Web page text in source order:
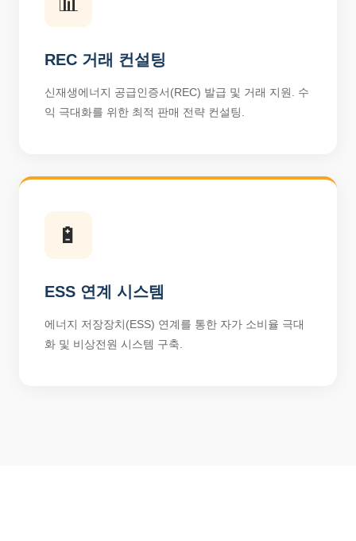
REC 거래 컨설팅
신재생에너지 공급인증서(REC) 발급 및 거래 지원. 수
익 극대화를 위한 최적 판매 전략 컨설팅.
🔋
ESS 연계 시스템
에너지 저장장치(ESS) 연계를 통한 자가 소비율 극대
화 및 비상전원 시스템 구축.